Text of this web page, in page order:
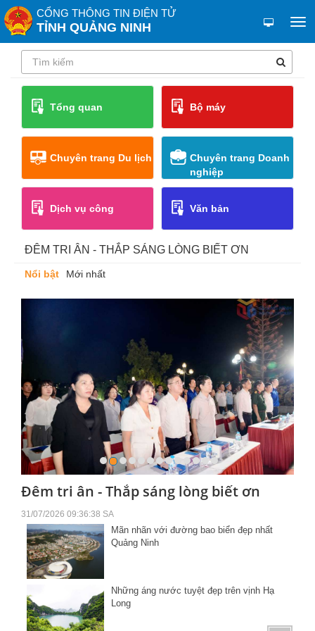
CỔNG THÔNG TIN ĐIỆN TỬ
TỈNH QUẢNG NINH
Tổng quan Bộ máy
Chuyên trang Du lịch
Chuyên trang Doanh
nghiệp
Dịch vụ công Văn bản
ĐÊM TRI ÂN - THẮP SÁNG LÒNG BIẾT ƠN
Nổi bật Mới nhất
Đêm tri ân - Thắp sáng lòng biết ơn
31/07/2026 09:36:38 SA
Mãn nhãn với đường bao biển đẹp nhất
Quảng Ninh
Những áng nước tuyệt đẹp trên vịnh Hạ
Long